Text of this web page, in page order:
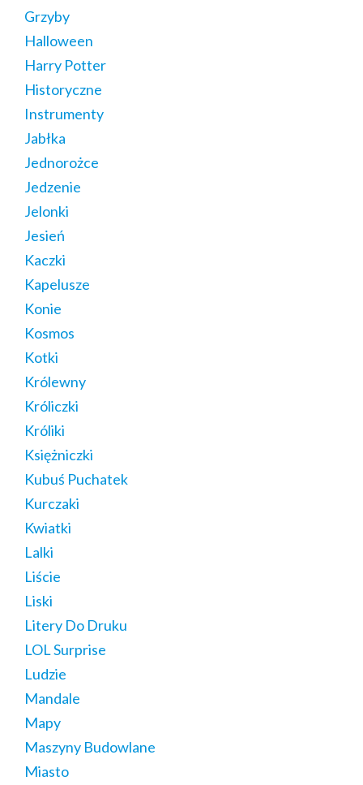
Grzyby
Halloween
Harry Potter
Historyczne
Instrumenty
Jabłka
Jednorożce
Jedzenie
Jelonki
Jesień
Kaczki
Kapelusze
Konie
Kosmos
Kotki
Królewny
Króliczki
Króliki
Księżniczki
Kubuś Puchatek
Kurczaki
Kwiatki
Lalki
Liście
Liski
Litery Do Druku
LOL Surprise
Ludzie
Mandale
Mapy
Maszyny Budowlane
Miasto